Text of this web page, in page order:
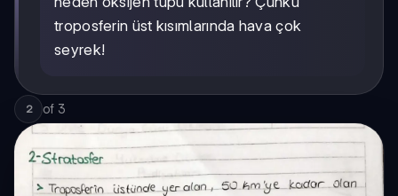
troposferin üst kısımlarında hava çok
seyrek!
2 of 3